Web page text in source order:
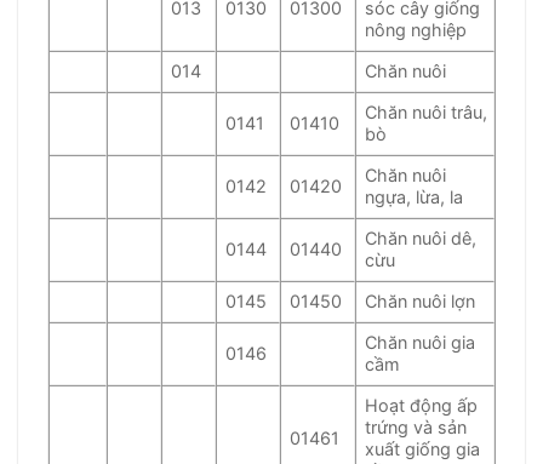
013 0130 01300
sóc cây giống
nông nghiệp
014
Chăn nuôi
0141 01410
Chăn nuôi trâu,
bò
0142 01420
Chăn nuôi
ngựa, lừa, la
0144 01440
Chăn nuôi dê,
cừu
0145
01450 Chăn nuôi lợn
0146
Chăn nuôi gia
cầm
01461
Hoạt động ấp
trứng và sản
xuất giống gia